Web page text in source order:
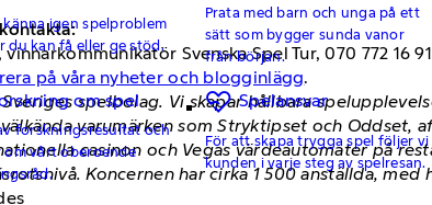
känna igen spelproblem
du kan få eller ge stöd.
Prata med barn och unga på ett
sätt som bygger sunda vanor
från början.
om spel
forskningsresultat och
om vårt oberoende
Spelansvar
För att skapa trygga spel följer vi
kunden i varje steg av spelresan.
Svenska Spel Tur, 070 772 16
på våra nyheter och blogginlägg.
Sveriges spelbolag. Vi skapar hållbara
varumärken som Stryktipset och Oddset,
casinon och Vegas värdeautomater på
Koncernen har cirka 1 500 anställda,